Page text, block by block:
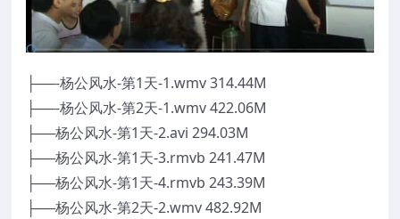
├──-杨公风水-第1天-1.wmv 314.44M
├──-杨公风水-第2天-1.wmv 422.06M
├──杨公风水-第1天-2.avi 294.03M
├──杨公风水-第1天-3.rmvb 241.47M
├──杨公风水-第1天-4.rmvb 243.39M
├──杨公风水-第2天-2.wmv 482.92M